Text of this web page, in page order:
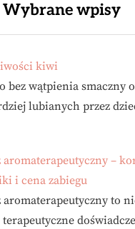
Wybrane wpisy
kiwi
bez wątpienia smaczny
lubianych przez
aromaterapeutyczny –
i cena zabiegu
aromaterapeutyczny to
terapeutyczne